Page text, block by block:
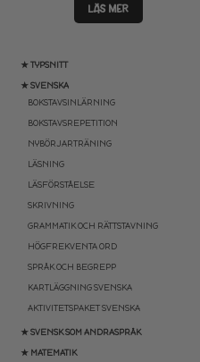
★ TYPSNITT
★ SVENSKA
BOKSTAVSINLÄRNING
BOKSTAVSREPETITION
NYBÖRJARTRÄNING
LÄSNING
LÄSFÖRSTÅELSE
SKRIVNING
GRAMMATIK OCH RÄTTSTAVNING
HÖGFREKVENTA ORD
SPRÅK OCH BEGREPP
KARTLÄGGNING SVENSKA
AKTIVITETSPAKET SVENSKA
★ SVENSK SOM ANDRASPRÅK
★ MATEMATIK
LÄS MER